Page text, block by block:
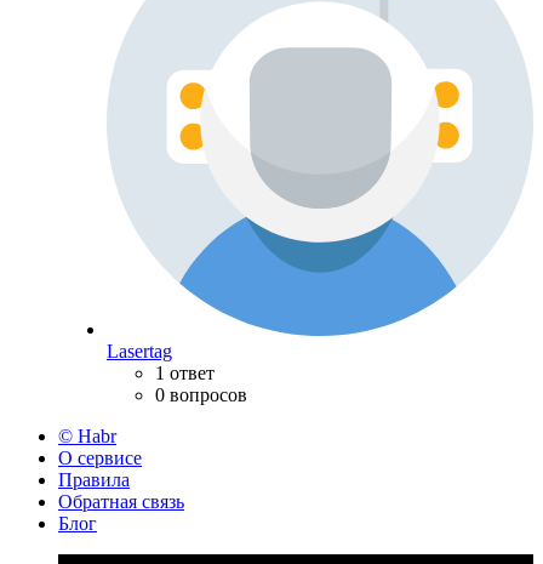
Lasertag
1 ответ
0 вопросов
© Habr
О сервисе
Правила
Обратная связь
Блог